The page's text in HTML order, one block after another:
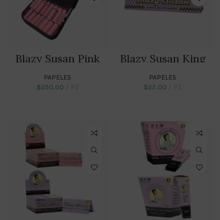
Blazy Susan Pink
Pre-rolled Filter
Tips – 100
PAPELES
$250.00
Blazy Susan King
Size Slim Papers –
50
PAPELES
$27.00